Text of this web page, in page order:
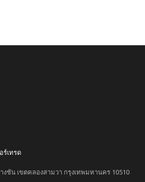
ร์เทรด
ชัน เขตคลองสามวา กรุงเทพมหานคร 10510